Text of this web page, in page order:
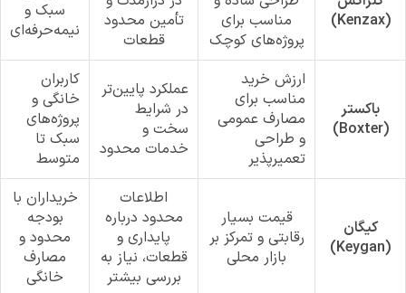
(Kenzax)
مناسب برای
پروژه‌های کوچک
تأمین محدود
قطعات
سبک و
نیمه‌حرفه‌ای
باکستر
(Boxter)
ارزش خرید
مناسب برای
مصارف عمومی
و طراحی
تعمیرپذیر
عملکرد پایین‌تر
در شرایط
سخت و
خدمات محدود
کاربران
خانگی و
پروژه‌های
سبک تا
متوسط
کیگان
(Keygan)
قیمت بسیار
رقابتی و تمرکز بر
بازار محلی
اطلاعات
محدود درباره
پایداری و
قطعات، نیاز به
بررسی بیشتر
خریداران با
بودجه
محدود و
مصارف
خانگی